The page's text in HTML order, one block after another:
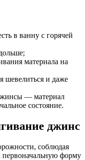
в ванну с горячей
материала на
шевелиться и даже
— материал
состояние.
джинс
соблюдая
форму